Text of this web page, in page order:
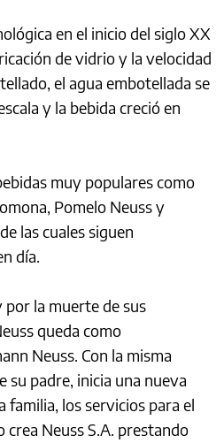
en el inicio del siglo XX
de vidrio y la velocidad
el agua embotellada se
y la bebida creció en
muy populares como
Pomelo Neuss y
las cuales siguen
día.
por la muerte de sus
queda como
Neuss. Con la misma
su padre, inicia una nueva
familia, los servicios para el
Neuss S.A. prestando